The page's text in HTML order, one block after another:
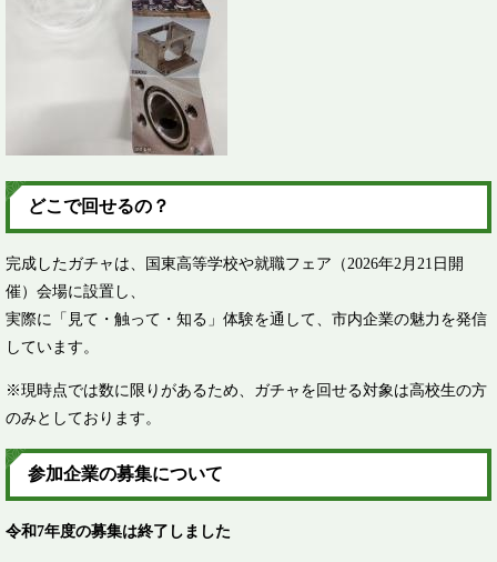
どこで回せるの？
完成したガチャは、国東高等学校や就職フェア（2026年2月21日開
催）会場に設置し、
実際に「見て・触って・知る」体験を通して、市内企業の魅力を発信
しています。
※現時点では数に限りがあるため、ガチャを回せる対象は高校生の方
のみとしております。
参加企業の募集について
令和7年度の募集は終了しました